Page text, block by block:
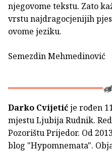
njegovome tekstu. Zato
vrstu najdragocjenijih
ovome jeziku.
Semezdin Mehmedinović
Darko Cvijetićje rođen
mjestu Ljubija Rudnik.
Pozorištu Prijedor. Od
blog "Hypomnemata".